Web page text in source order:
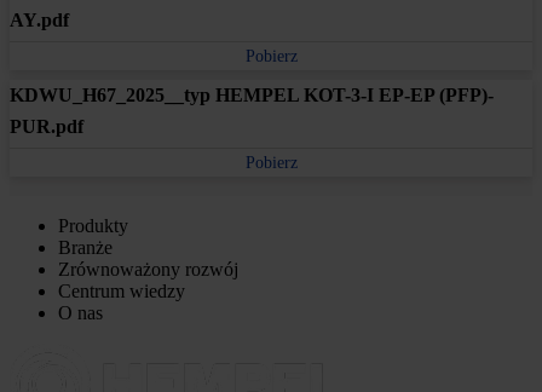
AY.pdf
Pobierz
KDWU_H67_2025__typ HEMPEL KOT-3-I EP-EP (PFP)-
PUR.pdf
Pobierz
Produkty
Branże
Zrównoważony rozwój
Centrum wiedzy
O nas